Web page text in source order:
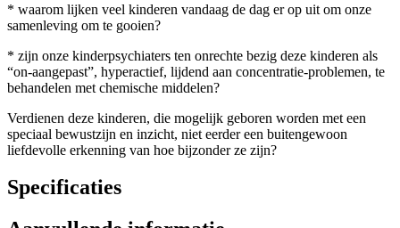
* waarom lijken veel kinderen vandaag de dag er op uit om onze
samenleving om te gooien?
* zijn onze kinderpsychiaters ten onrechte bezig deze kinderen als
“on-aangepast”, hyperactief, lijdend aan concentratie-problemen, te
behandelen met chemische middelen?
Verdienen deze kinderen, die mogelijk geboren worden met een
speciaal bewustzijn en inzicht, niet eerder een buitengewoon
liefdevolle erkenning van hoe bijzonder ze zijn?
Specificaties